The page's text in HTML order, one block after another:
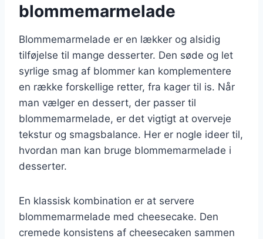
blommemarmelade
Blommemarmelade er en lækker og alsidig
tilføjelse til mange desserter. Den søde og let
syrlige smag af blommer kan komplementere
en række forskellige retter, fra kager til is. Når
man vælger en dessert, der passer til
blommemarmelade, er det vigtigt at overveje
tekstur og smagsbalance. Her er nogle ideer til,
hvordan man kan bruge blommemarmelade i
desserter.
En klassisk kombination er at servere
blommemarmelade med cheesecake. Den
cremede konsistens af cheesecaken sammen